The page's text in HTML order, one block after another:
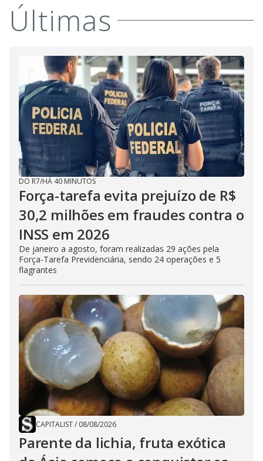
Últimas
DO R7/HÁ 40 MINUTOS
Força-tarefa evita prejuízo de R$
30,2 milhões em fraudes contra o
INSS em 2026
De janeiro a agosto, foram realizadas 29 ações pela
Força-Tarefa Previdenciária, sendo 24 operações e 5
flagrantes
CAPITALIST/ 08/08/2026
Parente da lichia, fruta exótica